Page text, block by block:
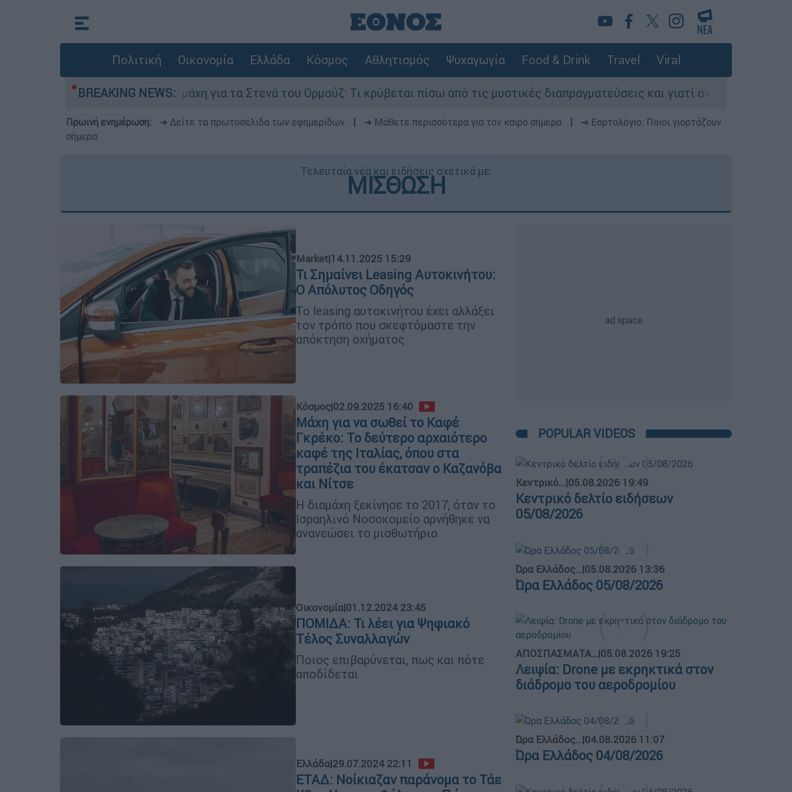
Πολιτική Οικονομία Ελλάδα Κόσμος Αθλητισμός Ψυχαγωγία Food & Drink Travel Viral
BREAKING NEWS:
Η μάχη για τα Στενά του Ορμούζ: Τι κρύβεται πίσω από τις μυστικές διαπραγματεύσεις και γιατί αντιδρούν οι ΗΠΑ
Πρωινή ενημέρωση: ➔ Δείτε τα πρωτοσέλιδα των εφημερίδων ➔ Μάθετε περισσότερα για τον καιρό σήμερα
➔ Εορτολόγιο: Ποιοι γιορτάζουν
σήμερα
Τελευταία νέα και ειδήσεις σχετικά με:
ΜΙΣΘΩΣΗ
Market|14.11.2025 15:29
Τι Σημαίνει Leasing Αυτοκινήτου:
Ο Απόλυτος Οδηγός
Το leasing αυτοκινήτου έχει αλλάξει
τον τρόπο που σκεφτόμαστε την
απόκτηση οχήματος
Κόσμος|02.09.2025 16:40
Μάχη για να σωθεί το Καφέ
Γκρέκο: Το δεύτερο αρχαιότερο
καφέ της Ιταλίας, όπου στα
τραπέζια του έκατσαν ο Καζανόβα
και Νίτσε
Η διαμάχη ξεκίνησε το 2017, όταν το
Ισραηλινό Νοσοκομείο αρνήθηκε να
ανανεώσει το μισθωτήριο
Οικονομία|01.12.2024 23:45
ΠΟΜΙΔΑ: Τι λέει για Ψηφιακό
Τέλος Συναλλαγών
Ποιος επιβαρύνεται, πως και πότε
αποδίδεται
Ελλάδα|29.07.2024 22:11
ΕΤΑΔ: Νοίκιαζαν παράνομα το Τάε
POPULAR VIDEOS
Κεντρικό...|05.08.2026 19:49
Κεντρικό δελτίο ειδήσεων
05/08/2026
Ώρα Ελλάδος...|05.08.2026 13:36
Ώρα Ελλάδος 05/08/2026
ΑΠΟΣΠΑΣΜΑΤΑ...|05.08.2026 19:25
Λειψία: Drone με εκρηκτικά στον
διάδρομο του αεροδρομίου
Ώρα Ελλάδος...|04.08.2026 11:07
Ώρα Ελλάδος 04/08/2026